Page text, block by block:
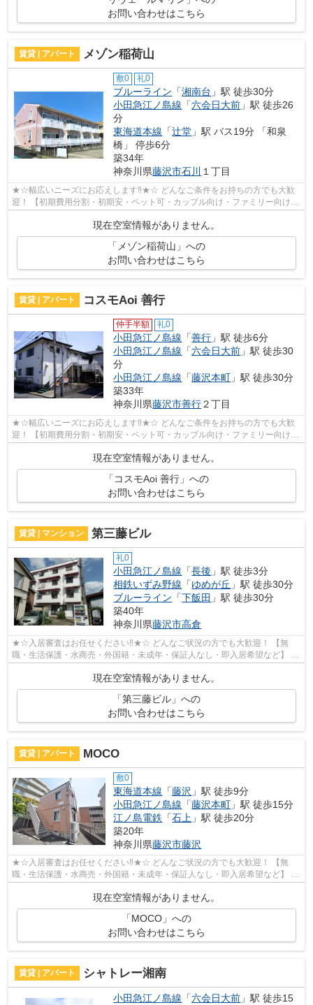
お問い合わせはこちら
賃貸 | アパート メゾン稲荷山
敷0 礼0
ブルーライン 「湘南台 」駅 徒歩30分
小田急江ノ島線 「六会日大前 」駅 徒歩26
分
東海道本線 「辻堂 」駅 バス19分 「和泉
橋」 停歩6分
築34年
神奈川県藤沢市石川 １丁目
★☆幅広いニーズにお応えします‼★☆ どんなご条件をお持ちの方でも大歓
迎！ 【初期費用分割・初期安・ペット可・カップル向け・ファミリー向け・
デザイナーズなど】 ネット非公開の物件...
現在空室情報がありません。
「メゾン稲荷山」への
お問い合わせはこちら
賃貸 | アパート コスモAoi 善行
仲手半額 礼0
小田急江ノ島線 「善行 」駅 徒歩6分
小田急江ノ島線 「六会日大前 」駅 徒歩30
分
小田急江ノ島線 「藤沢本町 」駅 徒歩30分
築33年
神奈川県藤沢市善行２丁目
★☆幅広いニーズにお応えします‼★☆ どんなご条件をお持ちの方でも大歓
迎！ 【初期費用分割・初期安・ペット可・カップル向け・ファミリー向け・
現在空室情報がありません。
「コスモAoi 善行」への
お問い合わせはこちら
賃貸 | マンション 第三藤ビル
礼0
小田急江ノ島線 「長後 」駅 徒歩3分
相鉄いずみ野線 「ゆめが丘 」駅 徒歩30分
ブルーライン 「下飯田 」駅 徒歩30分
築40年
神奈川県藤沢市高倉
★☆入居審査はお任せください‼★☆ どんなご状況の方でも大歓迎！ 【無
職・生活保護・水商売・外国籍・未成年・保証人なし・即入居希望など】 ネ
ット非公開の物件からもお探し致します‼ ...
現在空室情報がありません。
「第三藤ビル」への
お問い合わせはこちら
賃貸 | アパート MOCO
敷0
東海道本線 「藤沢 」駅 徒歩9分
小田急江ノ島線 「藤沢本町 」駅 徒歩15分
江ノ島電鉄 「石上 」駅 徒歩20分
築20年
神奈川県藤沢市藤沢
★☆入居審査はお任せください‼★☆ どんなご状況の方でも大歓迎！ 【無
職・生活保護・水商売・外国籍・未成年・保証人なし・即入居希望など】 ネ
現在空室情報がありません。
「MOCO」への
お問い合わせはこちら
賃貸 | アパート シャトレー湘南
小田急江ノ島線 「六会日大前 」駅 徒歩15